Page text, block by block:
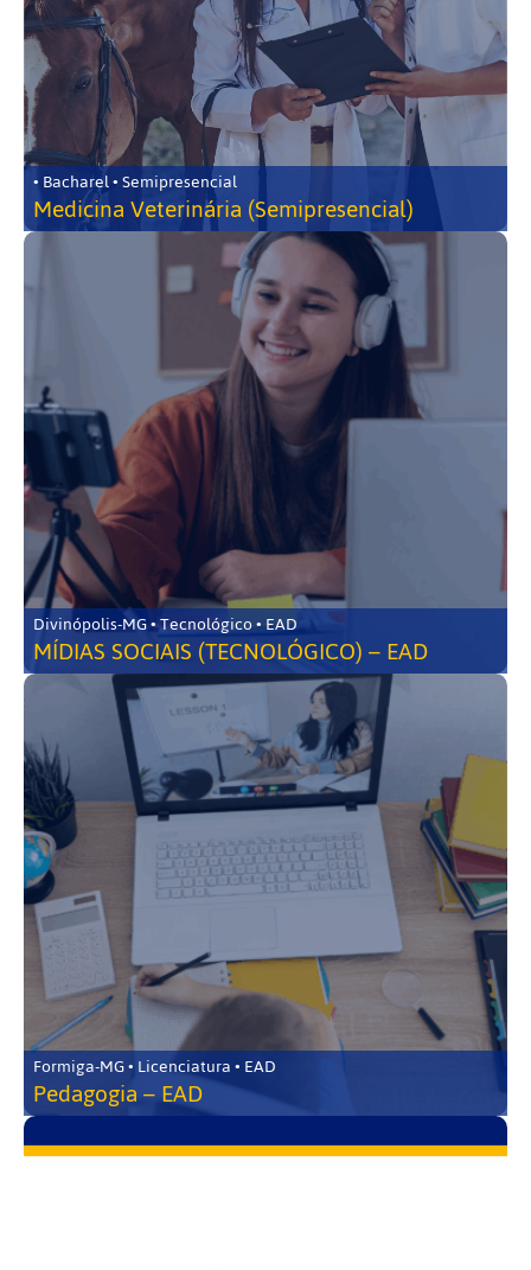
• Bacharel • Semipresencial
Medicina Veterinária (Semipresencial)
Divinópolis-MG • Tecnológico • EAD
MÍDIAS SOCIAIS (TECNOLÓGICO) – EAD
Formiga-MG • Licenciatura • EAD
Pedagogia – EAD